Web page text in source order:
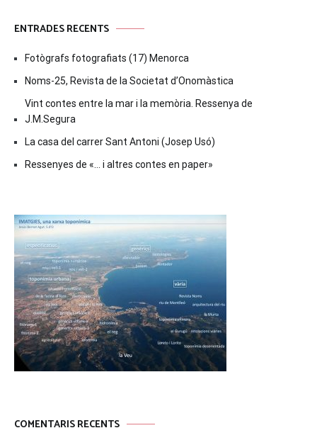
ENTRADES RECENTS
Fotògrafs fotografiats (17) Menorca
Noms-25, Revista de la Societat d’Onomàstica
Vint contes entre la mar i la memòria. Ressenya de
J.M.Segura
La casa del carrer Sant Antoni (Josep Usó)
Ressenyes de «… i altres contes en paper»
COMENTARIS RECENTS